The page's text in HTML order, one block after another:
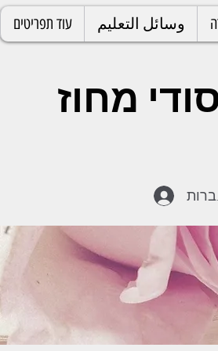
وسائل التعليم עוד תפריטים
מחוז